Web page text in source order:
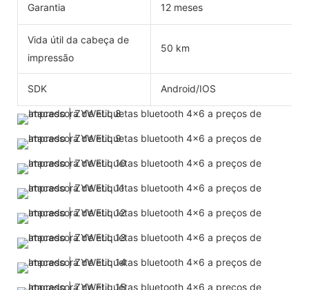
Garantia 12 meses
Vida útil da cabeça de
impressão
50 km
SDK Android/IOS